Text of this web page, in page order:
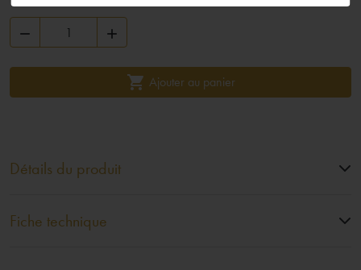
 
 Ajouter au panier
Détails du produit
Fiche technique